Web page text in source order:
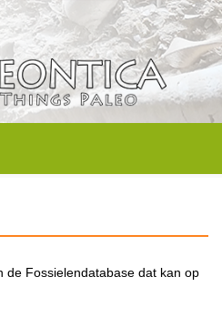
de Fossielendatabase dat kan op